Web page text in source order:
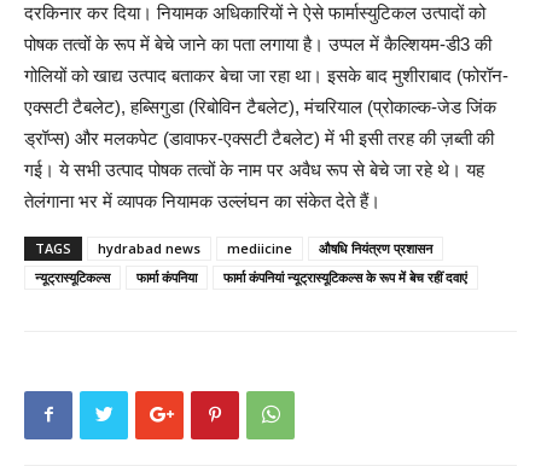
दरकिनार कर दिया। नियामक अधिकारियों ने ऐसे फार्मास्युटिकल उत्पादों को
पोषक तत्वों के रूप में बेचे जाने का पता लगाया है। उप्पल में कैल्शियम-डी3 की
गोलियों को खाद्य उत्पाद बताकर बेचा जा रहा था। इसके बाद मुशीराबाद (फोरॉन-
एक्सटी टैबलेट), हब्सिगुडा (रिबोविन टैबलेट), मंचरियाल (प्रोकाल्क-जेड जिंक
ड्रॉप्स) और मलकपेट (डावाफर-एक्सटी टैबलेट) में भी इसी तरह की ज़ब्ती की
गई। ये सभी उत्पाद पोषक तत्वों के नाम पर अवैध रूप से बेचे जा रहे थे। यह
तेलंगाना भर में व्यापक नियामक उल्लंघन का संकेत देते हैं।
TAGS hydrabad news mediicine
औषधि नियंत्रण प्रशासन
न्यूट्रास्यूटिकल्स
फार्मा कंपनिया फार्मा कंपनियां न्यूट्रास्यूटिकल्स के रूप में बेच रहीं दवाएं